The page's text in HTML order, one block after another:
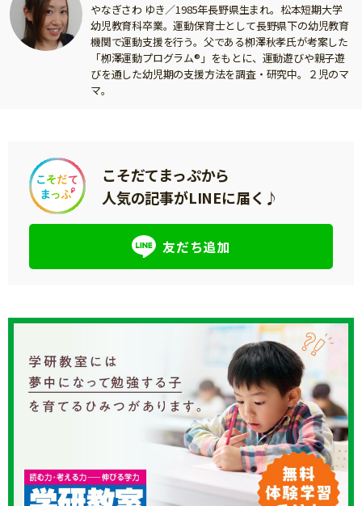
やなぎさわ ゆき／1985年長野県生まれ。松本短期大学
幼児教育科卒業。運動保育士として長野県下の幼児教育
機関で運動支援を行う。父である栁澤秋孝氏が考案した
「栁澤運動プログラム®」をもとに、運動遊びや親子遊
びを通した幼児期の支援方法を調査・研究中。２児のマ
マ。
こそだてまっぷから
人気の記事がLINEに届く♪
友だち追加